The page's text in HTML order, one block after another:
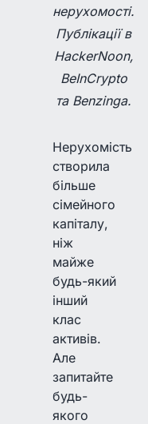
нерухомості.
Публікації в
HackerNoon,
BeInCrypto
та Benzinga.
Нерухомість
створила
більше
сімейного
капіталу,
ніж
майже
будь-який
інший
клас
активів.
Але
запитайте
будь-
якого